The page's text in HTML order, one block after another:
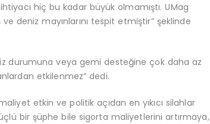
hiç bu kadar büyük olmamıştı. UMag
deniz mayınlarını tespit etmiştir” şeklinde
durumuna veya gemi desteğine çok daha az
etkilenmez” dedi.
etkin ve politik açıdan en yıkıcı silahlar
bir şüphe bile sigorta maliyetlerini artırmaya,